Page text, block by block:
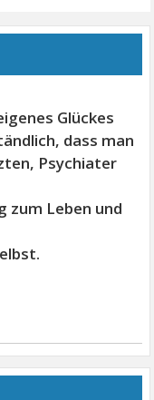
Glückes
dass man
Psychiater
zum Leben und